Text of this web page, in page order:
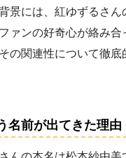
景には、紅ゆずるさ
ァンの好奇心が絡み合
の関連性について徹底
名前が出てきた理由